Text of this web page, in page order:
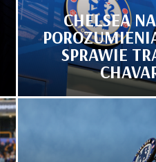
CHELSEA
SPRAWIE